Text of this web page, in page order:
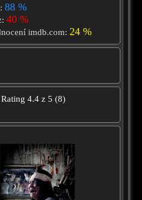
88 %
40 %
imdb.com: 24 %
Rating 4.4 z 5 (8)